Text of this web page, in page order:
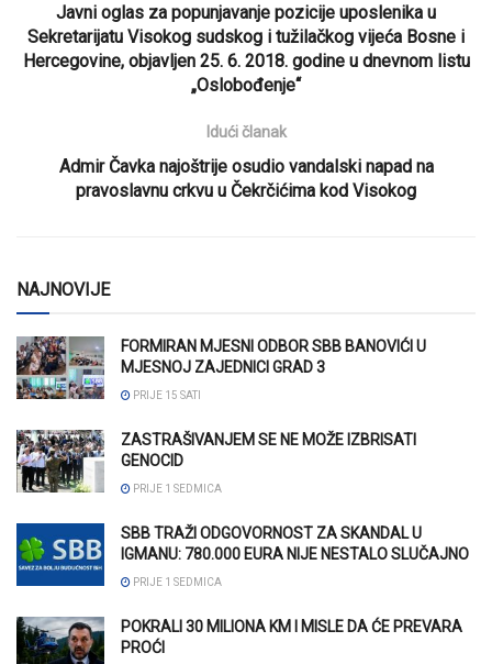
Javni oglas za popunjavanje pozicije uposlenika u
Sekretarijatu Visokog sudskog i tužilačkog vijeća Bosne i
Hercegovine, objavljen 25. 6. 2018. godine u dnevnom listu
„Oslobođenje“
Idući članak
Admir Čavka najoštrije osudio vandalski napad na
pravoslavnu crkvu u Čekrčićima kod Visokog
NAJNOVIJE
FORMIRAN MJESNI ODBOR SBB BANOVIĆI U
MJESNOJ ZAJEDNICI GRAD 3
PRIJE 15 SATI
ZASTRAŠIVANJEM SE NE MOŽE IZBRISATI
GENOCID
PRIJE 1 SEDMICA
SBB TRAŽI ODGOVORNOST ZA SKANDAL U
IGMANU: 780.000 EURA NIJE NESTALO SLUČAJNO
PRIJE 1 SEDMICA
POKRALI 30 MILIONA KM I MISLE DA ĆE PREVARA
PROĆI